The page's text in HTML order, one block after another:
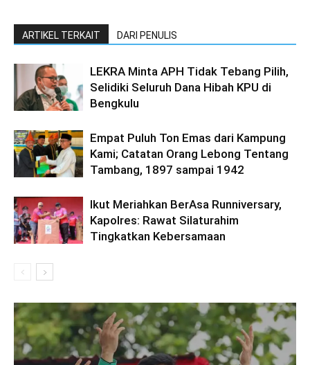
ARTIKEL TERKAIT DARI PENULIS
LEKRA Minta APH Tidak Tebang Pilih,
Selidiki Seluruh Dana Hibah KPU di
Bengkulu
Empat Puluh Ton Emas dari Kampung
Kami; Catatan Orang Lebong Tentang
Tambang, 1897 sampai 1942
Ikut Meriahkan BerAsa Runniversary,
Kapolres: Rawat Silaturahim
Tingkatkan Kebersamaan